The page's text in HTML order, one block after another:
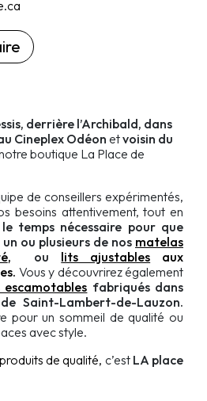
derrière l’Archibald, dans
Cineplex Odéon etvoisin du
boutique La Place de
de conseillers expérimentés,
besoins attentivement, tout en
temps nécessaire pour que
un ou plusieurs de nos matelas
, ou lits ajustables aux
Vous y découvrirez également
escamotables fabriqués dans
Saint-Lambert-de-Lauzon.
pour un sommeil de qualité ou
avec style.
de qualité, c’est LA place